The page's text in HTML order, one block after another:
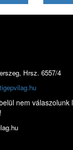
Hrsz. 6557/4
nem válaszolunk